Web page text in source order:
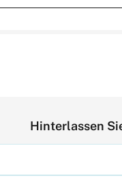
Hinterlassen